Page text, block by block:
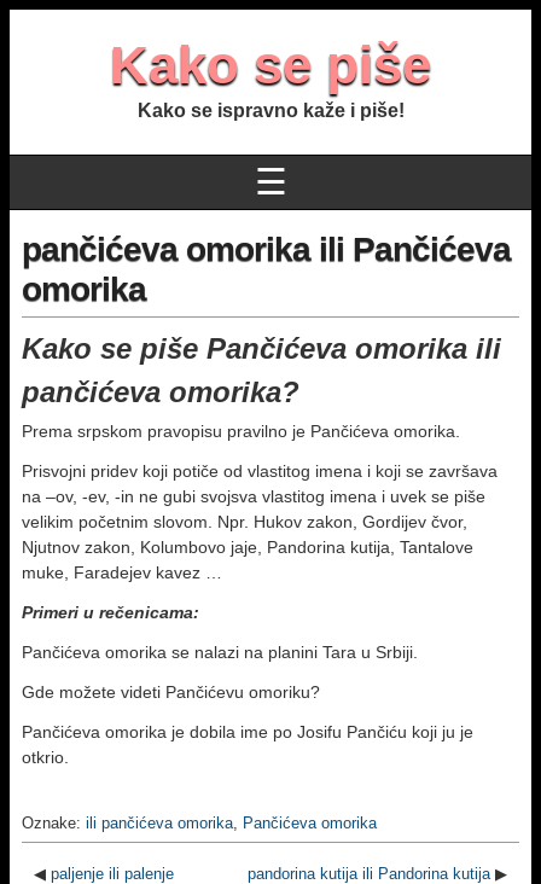
Kako se piše
Kako se ispravno kaže i piše!
☰
pančićeva omorika ili Pančićeva
omorika
Kako se piše Pančićeva omorika ili
pančićeva omorika?
Prema srpskom pravopisu pravilno je Pančićeva omorika.
Prisvojni pridev koji potiče od vlastitog imena i koji se završava
na –ov, -ev, -in ne gubi svojsva vlastitog imena i uvek se piše
velikim početnim slovom. Npr. Hukov zakon, Gordijev čvor,
Njutnov zakon, Kolumbovo jaje, Pandorina kutija, Tantalove
muke, Faradejev kavez …
Primeri u rečenicama:
Pančićeva omorika se nalazi na planini Tara u Srbiji.
Gde možete videti Pančićevu omoriku?
Pančićeva omorika je dobila ime po Josifu Pančiću koji ju je
otkrio.
Oznake: ili pančićeva omorika, Pančićeva omorika
◀ paljenje ili palenje pandorina kutija ili Pandorina kutija▶